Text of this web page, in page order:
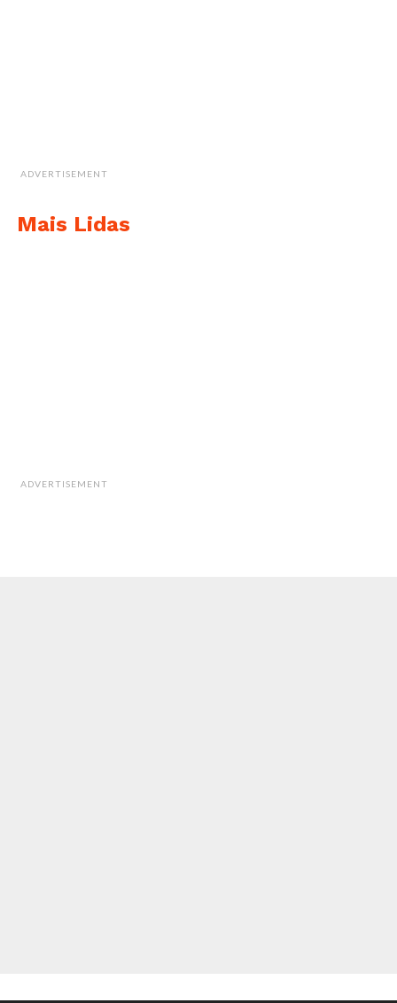
ADVERTISEMENT
Mais Lidas
ADVERTISEMENT